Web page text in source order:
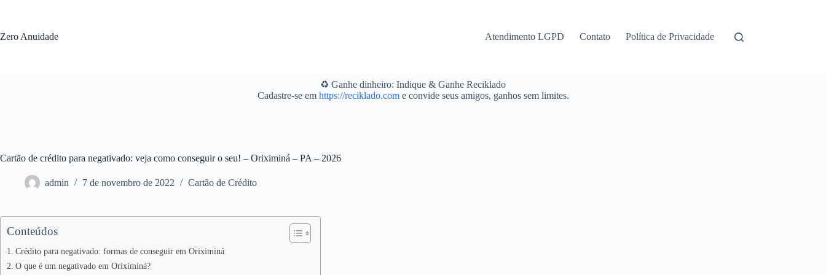
conteúdo
Zero Anuidade Atendimento LGPD Contato Política de Privacidade
♻️ Ganhe dinheiro: Indique & Ganhe Reciklado
Cadastre-se em https://reciklado.come convide seus amigos, ganhos sem limites.
Cartão de crédito para negativado: veja como conseguir o seu! – Oriximiná – PA – 2026
admin 7 de novembro de 2022 Cartão de Crédito
Conteúdos
Crédito para negativado: formas de conseguir em Oriximiná
O que é um negativado em Oriximiná?